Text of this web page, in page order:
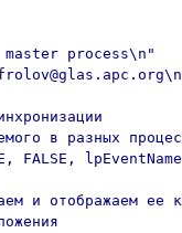
process\n"
в разных
FALSE,
и отображаем ее